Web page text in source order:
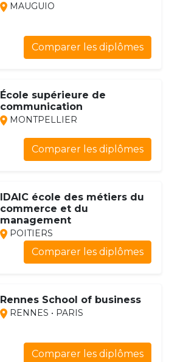
MAUGUIO
Comparer les diplômes
École supérieure de
communication
MONTPELLIER
Comparer les diplômes
IDAIC école des métiers du
commerce et du
management
POITIERS
Comparer les diplômes
Rennes School of business
RENNES • PARIS
Comparer les diplômes